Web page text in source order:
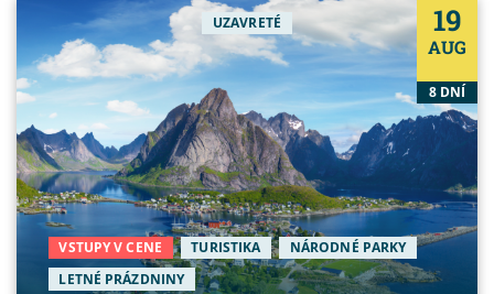
UZAVRETÉ 19
AUG
8 DNÍ
VSTUPY V CENE TURISTIKA
NÁRODNÉ PARKY
LETNÉ PRÁZDNINY